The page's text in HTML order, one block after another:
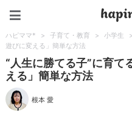
ハピママ* > 子育て・教育 > 小学生 >
遊びに変える」簡単な方法
“人生に勝てる子”に育て
える」簡単な方法
根本 愛